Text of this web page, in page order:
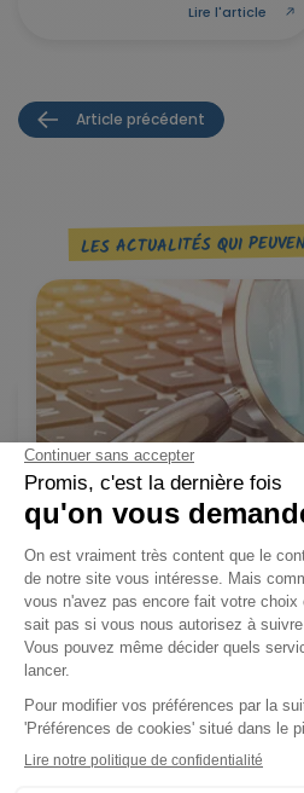
Lire l'article
Article précédent
LES ACTUALITÉS QUI
PROTECTION SOCIALE
13/10/2025
Maire employeur : les
proactive - 1 sur 3
L’enquête « Le Maire employeur,
mai 2025* met en...